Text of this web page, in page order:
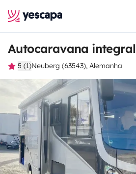
Autocaravana integral
5 (1)Neuberg (63543), Alemanha